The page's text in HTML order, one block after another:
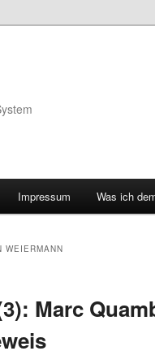
Impressum Was ich
WEIERMANN
Marc